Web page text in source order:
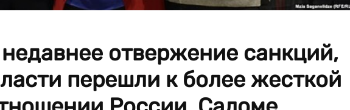
отвержение санкций,
перешли к более жесткой